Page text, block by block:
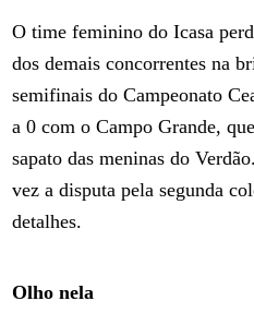
O time feminino do Icasa
dos demais concorrentes na
semifinais do Campeonato
a 0 com o Campo Grande,
sapato das meninas do
vez a disputa pela segunda
detalhes.
Olho nela